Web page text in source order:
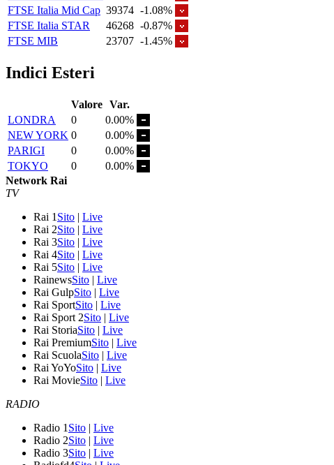
FTSE Italia Mid Cap 39374 -1.08%
FTSE Italia STAR
46268 -0.87%
FTSE MIB
23707 -1.45%
Indici Esteri
Valore Var.
LONDRA
0
0.00%
NEW YORK 0
0.00%
PARIGI
0
0.00%
TOKYO
0
0.00%
Network Rai
TV
Rai 1 Sito | Live
Rai 2Sito | Live
Rai 3Sito | Live
Rai 4Sito | Live
Rai 5Sito | Live
RainewsSito | Live
Rai GulpSito | Live
Rai SportSito | Live
Rai Sport 2Sito | Live
Rai StoriaSito | Live
Rai PremiumSito | Live
Rai ScuolaSito | Live
Rai YoYoSito | Live
Rai MovieSito | Live
RADIO
Radio 1 Sito | Live
Radio 2Sito | Live
Radio 3Sito | Live